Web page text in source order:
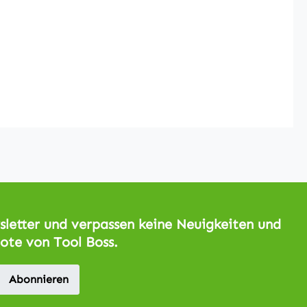
und verpassen keine Neuigkeiten und
von Tool Boss.
Abonnieren